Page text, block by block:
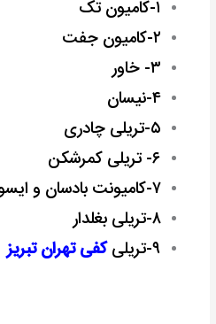
۱-کامیون تک
۲-کامیون جفت
۳- خاور
۴-نیسان
۵-تریلی چادری
۶- تریلی کمرشکن
۷-کامیونت بادسان و ایسوزو
۸-تریلی بغلدار
۹-تریلی
کفی تهران تبریز